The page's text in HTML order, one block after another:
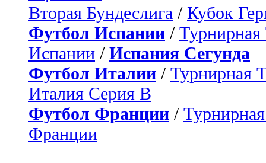
Вторая Бундеслига / Кубок
Футбол Испании / Турнирная
Испании / Испания Сегунда
Футбол Италии / Турнирная
Италия Серия B
Футбол Франции /
Франции